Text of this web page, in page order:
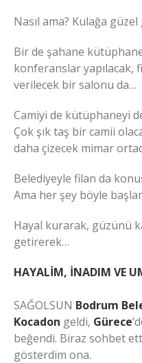
Nasıl ama? Kulağa
Bir de şahane
konferanslar yapılacak,
verilecek bir salonu da…
Camiyi de kütüphaneyi
Çok şık taş bir camii
daha çizecek mimar
Belediyeyle filan da
Ama her şey böyle
Hayal kurarak, güzünü
getirerek…
HAYALİM, İNADIM VE
SAĞOLSUN Bodrum
Kocadon geldi, Gürece
beğendi. Biraz sohbet
gösterdim ona.